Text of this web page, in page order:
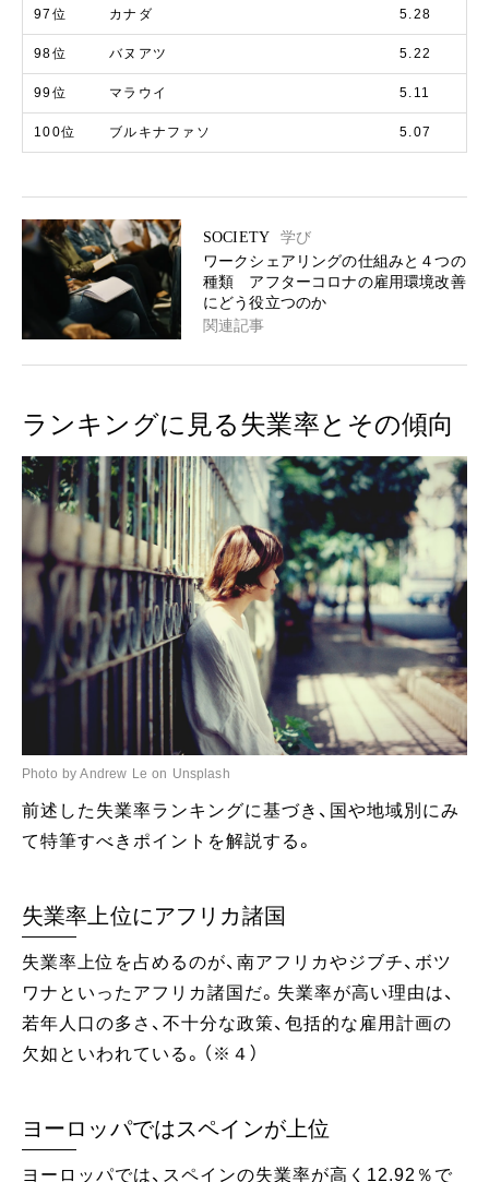
97位 カナダ 5.28
98位 バヌアツ 5.22
99位 マラウイ 5.11
100位 ブルキナファソ 5.07
SOCIETY
学び
ワークシェアリングの仕組みと４つの
種類 アフターコロナの雇用環境改善
にどう役立つのか
関連記事
ランキングに見る失業率とその傾向
Photo by Andrew Le on Unsplash
前述した失業率ランキングに基づき、国や地域別にみ
て特筆すべきポイントを解説する。
失業率上位にアフリカ諸国
失業率上位を占めるのが、南アフリカやジブチ、ボツ
ワナといったアフリカ諸国だ。失業率が高い理由は、
若年人口の多さ、不十分な政策、包括的な雇用計画の
欠如といわれている。（※４）
ヨーロッパではスペインが上位
ヨーロッパでは、スペインの失業率が高く12.92％で